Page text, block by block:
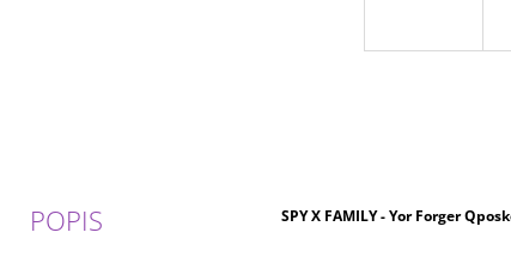
POPIS
SPY X FAMILY - Yor Forger